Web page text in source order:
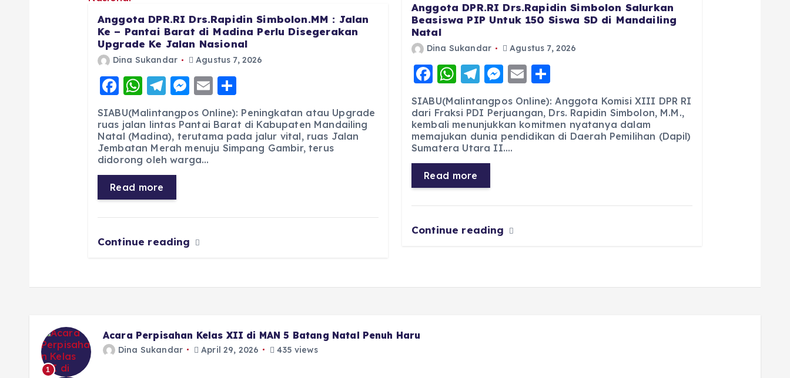
Anggota DPR.RI Drs.Rapidin Simbolon.MM : Jalan
Ke – Pantai Barat di Madina Perlu Disegerakan
Upgrade Ke Jalan Nasional
Dina Sukandar Agustus 7, 2026
F
a
c
e
b
o
o
k
W
h
a
ts
A
p
p
T
e
g
r
a
m
M
ss
e
n
E
m
ai
l
h
a
re
SIABU(Malintangpos Online): Peningkatan atau Upgrade
ruas jalan lintas Pantai Barat di Kabupaten Mandailing
Natal (Madina), terutama pada jalur vital, ruas Jalan
Jembatan Merah menuju Simpang Gambir, terus
didorong oleh warga…
Read more
Continue reading
Anggota DPR.RI Drs.Rapidin Simbolon Salurkan
Beasiswa PIP Untuk 150 Siswa SD di Mandailing
Natal
Dina Sukandar Agustus 7, 2026
F
a
c
e
b
o
o
k
W
h
a
ts
A
p
p
T
e
g
r
a
m
M
ss
e
n
E
m
ai
l
h
a
re
SIABU(Malintangpos Online): Anggota Komisi XIII DPR RI
dari Fraksi PDI Perjuangan, Drs. Rapidin Simbolon, M.M.,
kembali menunjukkan komitmen nyatanya dalam
memajukan dunia pendidikan di Daerah Pemilihan (Dapil)
Sumatera Utara II.…
Read more
Continue reading
1
Acara Perpisahan Kelas XII di MAN 5 Batang Natal Penuh Haru
Dina Sukandar April 29, 2026 435 views